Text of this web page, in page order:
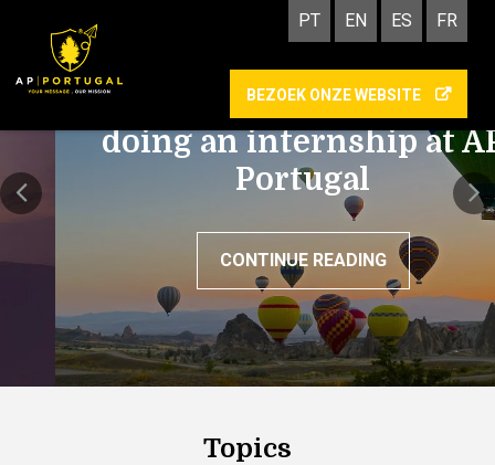
PT EN ES FR
BEZOEK ONZE WEBSITE
Academy: the benefits of
doing an internship at AP
Portugal
CONTINUE READING
Topics